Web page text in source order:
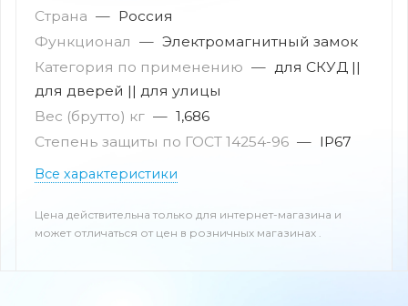
Страна — Россия
Функционал — Электромагнитный замок
Категория по применению — для СКУД ||
для дверей || для улицы
Вес (брутто) кг — 1,686
Степень защиты по ГОСТ 14254-96 — IP67
Все характеристики
Цена действительна только для интернет-магазина и
может отличаться от цен в розничных магазинах .